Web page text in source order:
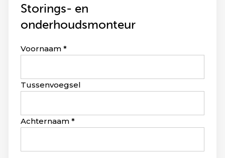
Storings- en
onderhoudsmonteur
Leave
blank
Voornaam
Tussenvoegsel
Achternaam